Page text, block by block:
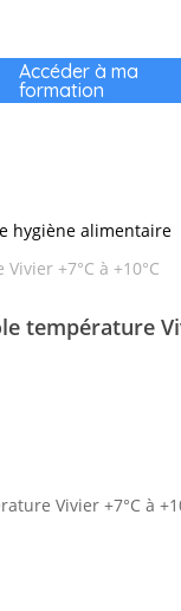
Accéder à ma
formation
hygiène alimentaire
+7°C à +10°C
température
Vivier +7°C à